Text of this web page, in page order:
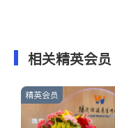
相关精英会员
精英会员